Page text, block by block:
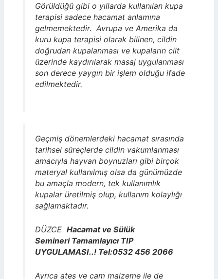
Görüldüğü gibi o yıllarda kullanılan kupa
terapisi sadece hacamat anlamına
gelmemektedir. Avrupa ve Amerika da
kuru kupa terapisi olarak bilinen, cildin
doğrudan kupalanması ve kupaların cilt
üzerinde kaydırılarak masaj uygulanması
son derece yaygın bir işlem olduğu ifade
edilmektedir.
Geçmiş dönemlerdeki hacamat sırasında
tarihsel süreçlerde cildin vakumlanması
amacıyla hayvan boynuzları gibi birçok
materyal kullanılmış olsa da günümüzde
bu amaçla modern, tek kullanımlık
kupalar üretilmiş olup, kullanım kolaylığı
sağlamaktadır.
DÜZCE Hacamat ve Sülük
Semineri Tamamlayıcı TIP
UYGULAMASI..! Tel:0532 456 2066
Ayrıca ateş ve cam malzeme ile de